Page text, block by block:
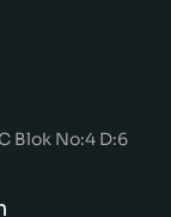
Blok No:4 D:6